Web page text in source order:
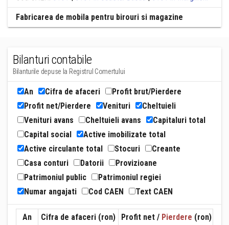
Fabricarea de mobila pentru birouri si magazine
Bilanturi contabile
Bilanturile depuse la Registrul Comertului
An Cifra de afaceri
Profit brut/Pierdere
Profit net/Pierdere
Venituri
Cheltuieli
Venituri avans
Cheltuieli avans
Capitaluri total
Capital social
Active imobilizate total
Active circulante total
Stocuri
Creante
Casa conturi
Datorii
Provizioane
Patrimoniul public
Patrimoniul regiei
Numar angajati
Cod CAEN Text CAEN
An Cifra de afaceri (ron) Profit net / Pierdere (ron)